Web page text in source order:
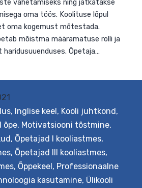
määramatusest, mida tekitab
õppetöös. Selleks osaletakse
erinevaid tehnoloogilisi
veebiseminari korraldamist ning
oma töös. Koolituse lõpul
et oma kogemust mõtestada.
õpetab mõistma määramatuse rolli
haridusuuenduses. Õpetaja…
, Inglise keel, Kooli juhtkond,
õpe, Motivatsiooni tõstmine,
, Õpetajad I kooliastmes,
, Õpetajad III kooliastmes,
, Õppekeel, Professionaalne
kasutamine, Ülikooli